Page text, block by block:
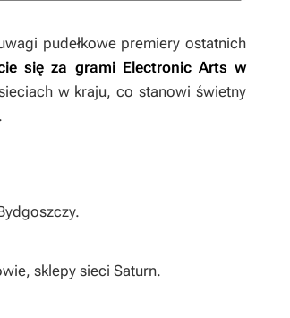
pudełkowe premiery ostatnich
się za grami Electronic Arts w
w kraju, co stanowi świetny
sklepy sieci Saturn.